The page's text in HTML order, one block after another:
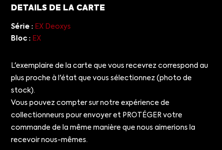
DETAILS DE LA CARTE
Série : EX Deoxys
Bloc : EX
L'exemplaire de la carte que vous recevrez correspond au
plus proche à l'état que vous sélectionnez (photo de
stock).
Vous pouvez compter sur notre expérience de
collectionneurs pour envoyer et PROTÉGER votre
commande de la même manière que nous aimerions la
recevoir nous-mêmes.